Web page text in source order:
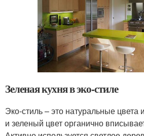
Зеленая кухня в эко-стиле
Эко-стиль – это натуральные
и зеленый цвет органично